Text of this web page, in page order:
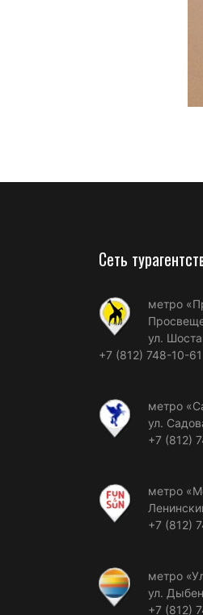
Сеть
метро
ул.
+7 (812) 748-10-61
метро
ул.
+7 (812)
метро
+7 (812)
метро
ул.
+7 (812)